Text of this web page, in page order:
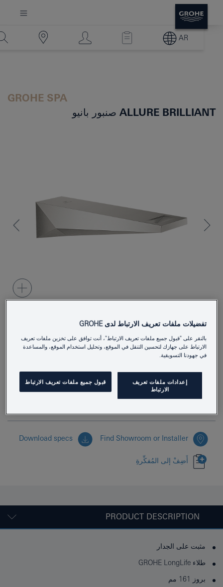
AR
GROHE SPA
ALLURE BRILLIANT صنبور بانيو
Product Number
13485DC0
EAN
Colour
supersteel
Find Showroom or Installer
Download specs
أَضِفْ إلى المُفكِّرةِ
PRODUCT DESCRIPTION
مثبت على الجدار
طلاء GROHE LongLife
بروز 161 مم
تفضيلات ملفات تعريف الارتباط لدى GROHE
بالنقر على "قبول جميع ملفات تعريف الارتباط"، أنت توافق على تخزين ملفات تعريف
الارتباط على جهازك لتحسين التنقل في الموقع، وتحليل استخدام الموقع، والمساعدة
في جهودنا التسويقية.
إعدادات ملفات تعريف
الارتباط
قبول جميع ملفات تعريف الارتباط